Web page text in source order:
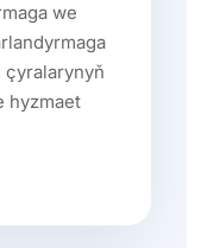
we
çyralarynyň
hyzmaet